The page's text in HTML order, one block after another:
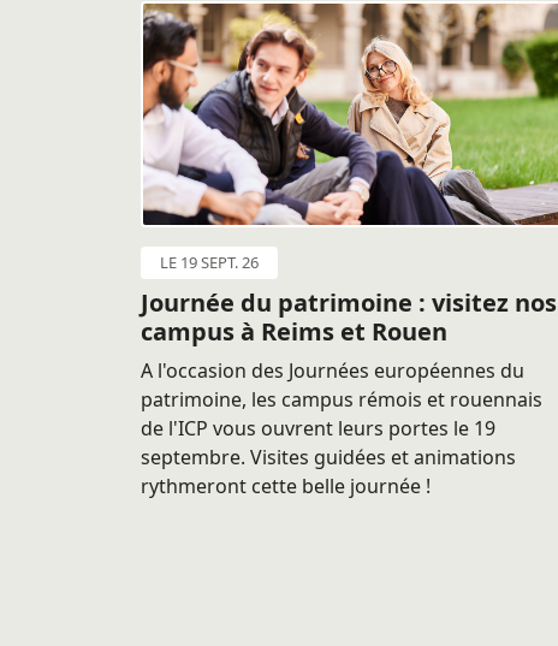
LE 19 SEPT. 26
Journée du patrimoine : visitez nos
campus à Reims et Rouen
A l'occasion des Journées européennes du
patrimoine, les campus rémois et rouennais
de l'ICP vous ouvrent leurs portes le 19
septembre. Visites guidées et animations
rythmeront cette belle journée !